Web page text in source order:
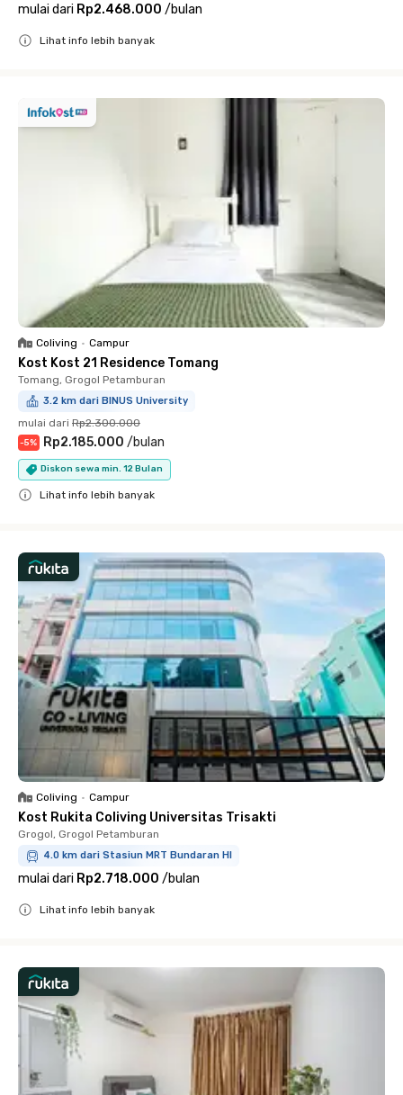
mulai dari Rp2.468.000 /bulan
Lihat info lebih banyak
Coliving • Campur
Kost Kost 21 Residence Tomang
Tomang, Grogol Petamburan
3.2 km dari BINUS University
mulai dari Rp2.300.000
-5% Rp2.185.000 /bulan
Diskon sewa min. 12 Bulan
Lihat info lebih banyak
Coliving • Campur
Kost Rukita Coliving Universitas Trisakti
Grogol, Grogol Petamburan
4.0 km dari Stasiun MRT Bundaran HI
mulai dari Rp2.718.000 /bulan
Lihat info lebih banyak